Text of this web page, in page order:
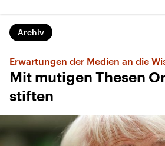
Archiv
Erwartungen der Medien an die
Mit mutigen Thesen
stiften